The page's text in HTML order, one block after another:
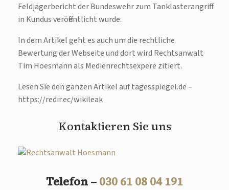
Feldjägerbericht der Bundeswehr zum Tanklasterangriff
in Kundus veröffentlicht wurde.
In dem Artikel geht es auch um die rechtliche
Bewertung der Webseite und dort wird Rechtsanwalt
Tim Hoesmann als Medienrechtsexpere zitiert.
Lesen Sie den ganzen Artikel auf tagesspiegel.de –
https://redir.ec/wikileak
Kontaktieren Sie uns
Telefon – 030 61 08 04 191